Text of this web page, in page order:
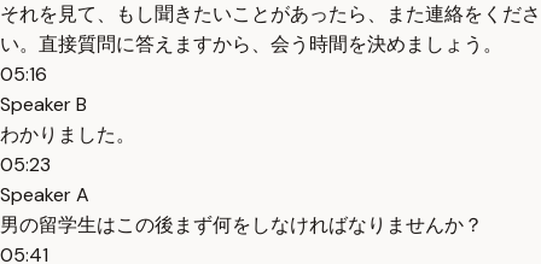
それを見て、もし聞きたいことがあったら、また連絡をくださ
い。直接質問に答えますから、会う時間を決めましょう。
05:16
Speaker B
わかりました。
05:23
Speaker A
男の留学生はこの後まず何をしなければなりませんか？
05:41